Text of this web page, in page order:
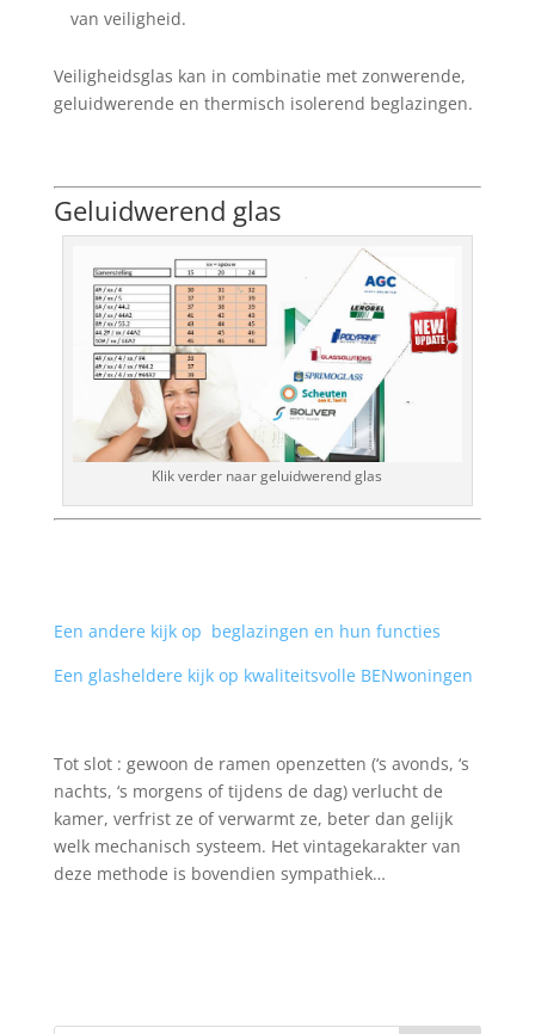
van veiligheid.
Veiligheidsglas kan in combinatie met zonwerende,
geluidwerende en thermisch isolerend beglazingen.
Geluidwerend glas
Klik verder naar geluidwerend glas
Een andere kijk op beglazingen en hun functies
Een glasheldere kijk op kwaliteitsvolle BENwoningen
Tot slot : gewoon de ramen openzetten (‘s avonds, ‘s
nachts, ‘s morgens of tijdens de dag) verlucht de
kamer, verfrist ze of verwarmt ze, beter dan gelijk
welk mechanisch systeem. Het vintagekarakter van
deze methode is bovendien sympathiek…